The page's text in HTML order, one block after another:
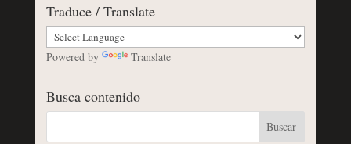
Traduce / Translate
Powered by Translate
Busca contenido